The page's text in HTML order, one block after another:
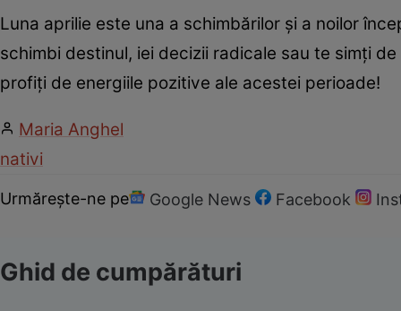
Luna aprilie este una a schimbărilor și a noilor
schimbi destinul, iei decizii radicale sau te simți
profiți de energiile pozitive ale acestei perioade!
Maria Anghel
nativi
Urmărește-ne pe Google News Facebook
Ghid de cumpărături